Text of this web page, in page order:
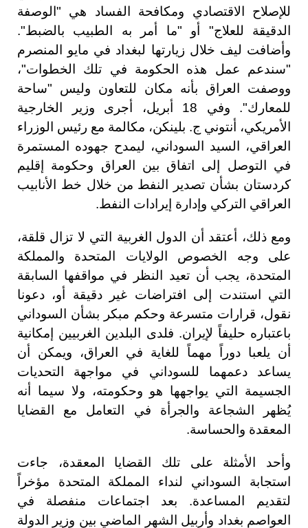
للإصلاح الاقتصادي ومكافحة الفساد هي "الوصفة
الدقيقة للعلاج" أو "ما أمر به الطبيب بالضبط".
وأضافت ليف خلال زيارتها لبغداد في مايو المنصرم
"سندعم عمل هذه الحكومة في تلك الخطوات"،
ووصفت العراق بأنه مكان للتعاون وليس "ساحة
للمعارك". وفي 18 أبريل، أجرى وزير الخارجية
الأمريكي، أنتوني ج. بلينكن، مكالمة مع رئيس الوزراء
العراقي، السيد السوداني، ليمدح جهوده المستمرة
في التوصل إلى اتفاق بين العراق وحكومة إقليم
كردستان بشأن تصدير النفط من خلال خط الأنابيب
العراقي التركي وإدارة إيرادات النفط.
ومع ذلك، أعتقد أن الدول الغربية التي لا تزال قلقة،
على وجه الخصوص الولايات المتحدة والمملكة
المتحدة، يجب أن تعيد النظر في مواقفها السابقة
التي استندت إلى افتراضات غير دقيقة أو، دعونا
نقول، قرارات متسرعة وحكم مبكر بشأن السوداني
باعتباره حليفاً لإيران. فلدى البلدين الغربيين إمكانية
أن يلعبا دوراً مهماً للغاية في العراق، ويمكن أن
يساعد دعمهما للسوداني في مواجهة التحديات
الجسيمة التي يواجهها هو وحكومته، ولا سيما أنه
يُظهر الشجاعة والجرأة في التعامل مع القضايا
المعقدة والحساسة.
وأحد الأمثلة على تلك القضايا المعقدة، جاءت
استجابة السوداني لنداء المملكة المتحدة مؤخراً
لتقديم المساعدة. بعد اجتماعات منفصلة في
العواصم بغداد وأربيل الشهر الماضي بين وزير الدولة